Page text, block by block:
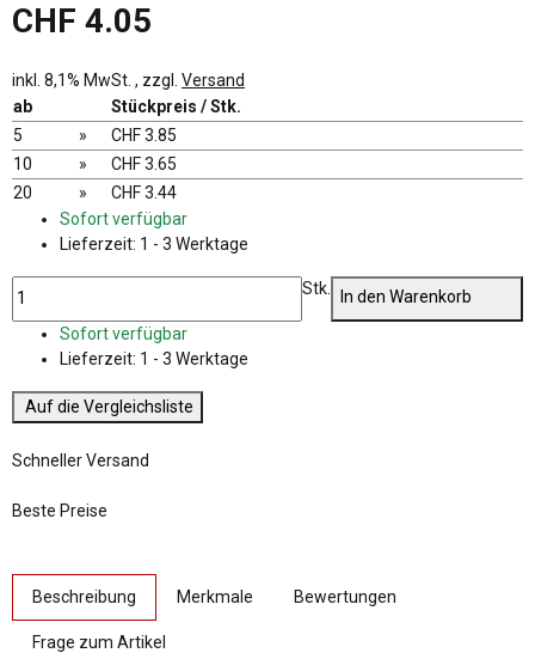
CHF 4.05
inkl. 8,1% MwSt. , zzgl. Versand
ab
Stückpreis / Stk.
5
»
CHF 3.85
10
»
CHF 3.65
20
»
CHF 3.44
Sofort verfügbar
Lieferzeit: 1 - 3 Werktage
Stk.
In den Warenkorb
Sofort verfügbar
Lieferzeit: 1 - 3 Werktage
Auf die Vergleichsliste
Schneller Versand
Beste Preise
Beschreibung Merkmale Bewertungen
Frage zum Artikel